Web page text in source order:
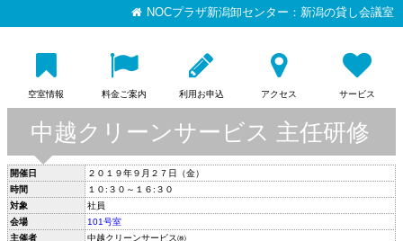
NOCプラザ新潟卸センター：新潟の貸し会議室
空室情報 料金ご案内 利用お申込 アクセス サービス
中越クリーンサービス 主任研修
開催日
２０１９年９月２７日（金）
時間
１０:３０～１６:３０
対象
社員
会場
101号室
主催者
中越クリーンサービス㈱